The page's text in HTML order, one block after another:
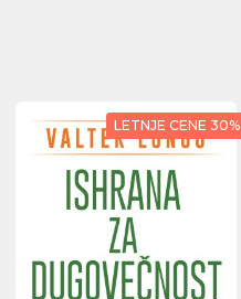
LETNJE CENE 30%